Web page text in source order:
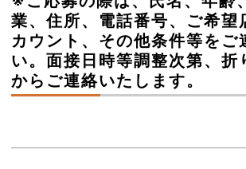
業、住所、電話番号、ご希望
カウント、その他条件等をご
い。面接日時等調整次第、折
からご連絡いたします。